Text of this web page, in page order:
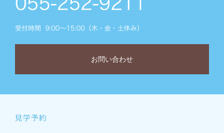
お問い合わせ